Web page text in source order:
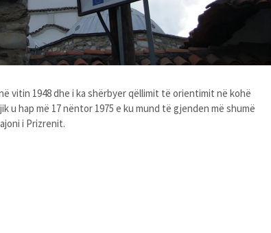
vitin 1948 dhe i ka shërbyer qëllimit të orientimit në kohë
u hap më 17 nëntor 1975 e ku mund të gjenden më shumë
i Prizrenit.